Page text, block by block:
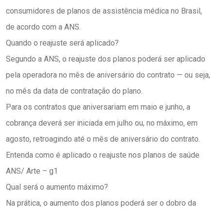
consumidores de planos de assistência médica no Brasil,
de acordo com a ANS.
Quando o reajuste será aplicado?
Segundo a ANS, o reajuste dos planos poderá ser aplicado
pela operadora no mês de aniversário do contrato — ou seja,
no mês da data de contratação do plano.
Para os contratos que aniversariam em maio e junho, a
cobrança deverá ser iniciada em julho ou, no máximo, em
agosto, retroagindo até o mês de aniversário do contrato.
Entenda como é aplicado o reajuste nos planos de saúde
ANS/ Arte – g1
Qual será o aumento máximo?
Na prática, o aumento dos planos poderá ser o dobro da